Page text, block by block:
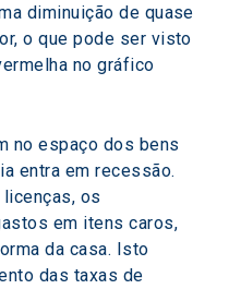
diminuição de quase
o que pode ser visto
no gráfico
no espaço dos bens
entra em recessão.
os
em itens caros,
da casa. Isto
das taxas de